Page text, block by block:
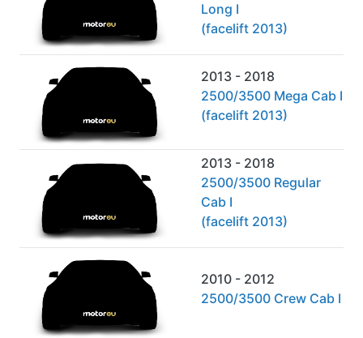
Long I
(facelift 2013)
2013 - 2018
2500/3500 Mega Cab I
(facelift 2013)
2013 - 2018
2500/3500 Regular
Cab I
(facelift 2013)
2010 - 2012
2500/3500 Crew Cab I